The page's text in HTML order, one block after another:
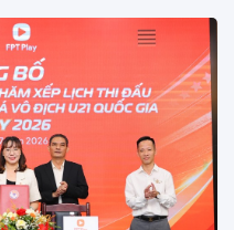
mạc giải bóng đá
Hùng Châu lần thứ VI
gia của 14 đội
trận cầu hấp dẫn.
Nam sẽ tung đội